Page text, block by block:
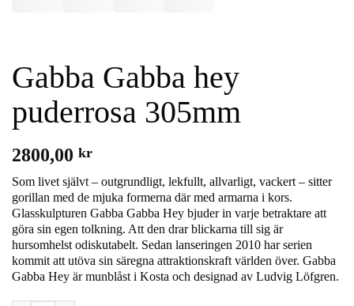
Gabba Gabba hey
puderrosa 305mm
2800,00 kr
Som livet självt – outgrundligt, lekfullt, allvarligt, vackert – sitter
gorillan med de mjuka formerna där med armarna i kors.
Glasskulpturen Gabba Gabba Hey bjuder in varje betraktare att
göra sin egen tolkning. Att den drar blickarna till sig är
hursomhelst odiskutabelt. Sedan lanseringen 2010 har serien
kommit att utöva sin säregna attraktionskraft världen över. Gabba
Gabba Hey är munblåst i Kosta och designad av Ludvig Löfgren.